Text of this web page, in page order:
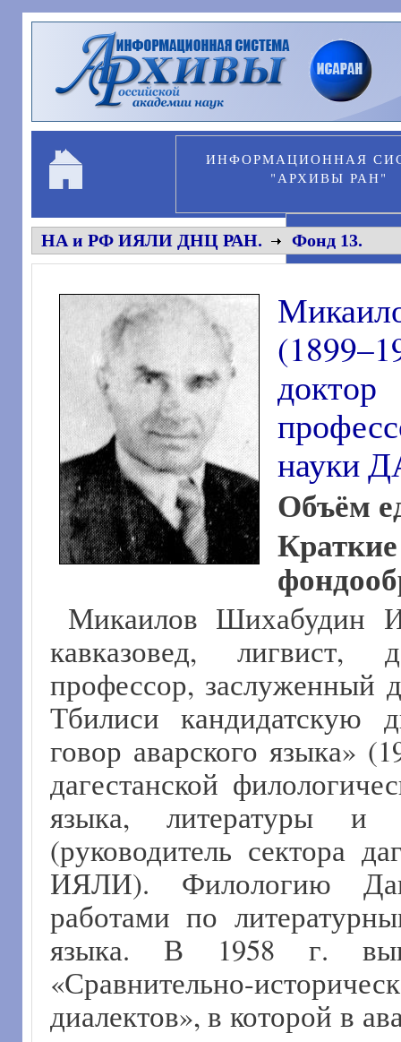
Перейти к основному содержанию
ИНФОРМАЦИОННАЯ
"АРХИВЫ РАН"
НА и РФ ИЯЛИ ДНЦ РАН. Фонд 13.
науки
Объём
Микаилов Шихабудин
кавказовед, лигвист,
профессор, заслуженный
Тбилиси кандидатскую
говор аварского языка»
дагестанской
языка, литературы
(руководитель сектора
ИЯЛИ). Филологию
работами по
языка. В 1958 г.
«Сравнительно-
диалектов», в которой в